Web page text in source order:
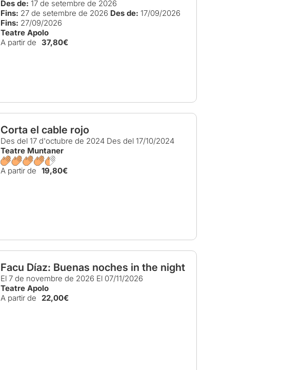
Des de: 17 de setembre de 2026
Fins: 27 de setembre de 2026 Des de: 17/09/2026
Fins: 27/09/2026
Teatre Apolo
A partir de 37,80€
Corta el cable rojo
Des del 17 d'octubre de 2024 Des del 17/10/2024
Teatre Muntaner
A partir de 19,80€
Facu Díaz: Buenas noches in the night
El 7 de novembre de 2026 El 07/11/2026
Teatre Apolo
A partir de
22,00€